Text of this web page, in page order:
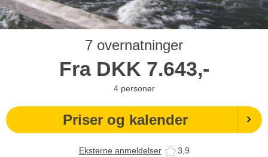
7 overnatninger
Fra DKK 7.643,-
4 personer
Priser og kalender
Eksterne anmeldelser 3,9